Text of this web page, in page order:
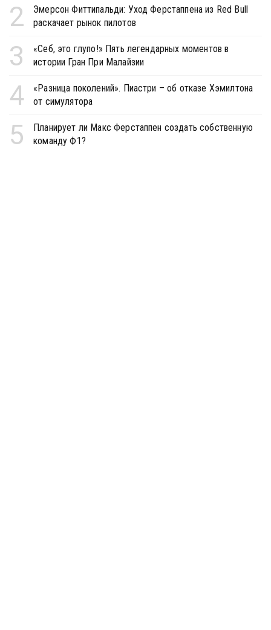
2
Эмерсон Фиттипальди: Уход Ферстаппена из Red Bull
раскачает рынок пилотов
3
«Себ, это глупо!» Пять легендарных моментов в
истории Гран При Малайзии
4
«Разница поколений». Пиастри – об отказе Хэмилтона
от симулятора
5
Планирует ли Макс Ферстаппен создать собственную
команду Ф1?